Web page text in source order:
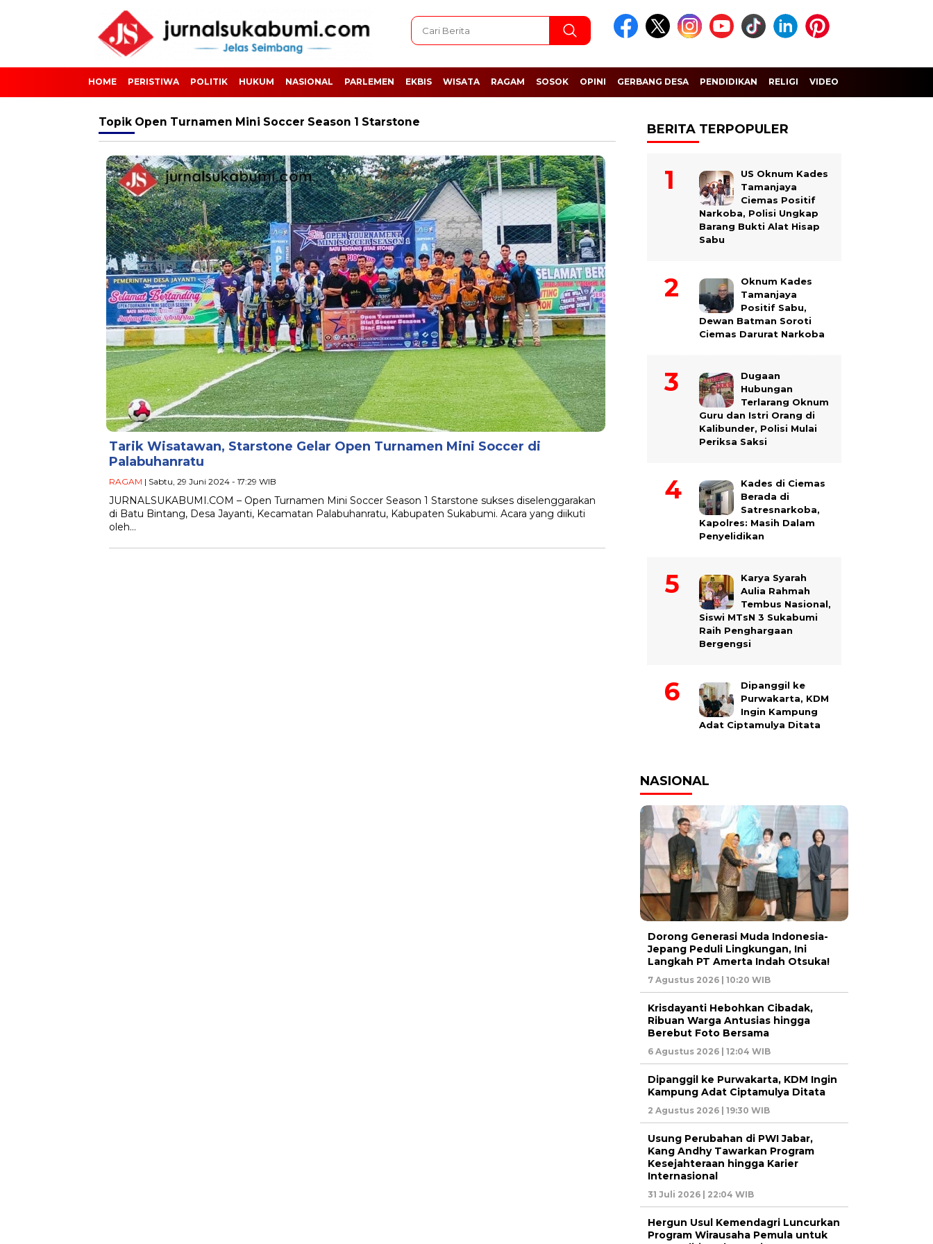
HOME PERISTIWA POLITIK HUKUM NASIONAL PARLEMEN EKBIS WISATA RAGAM SOSOK OPINI GERBANG DESA PENDIDIKAN RELIGI VIDEO
Topik Open Turnamen Mini Soccer Season 1 Starstone
Tarik Wisatawan, Starstone Gelar Open Turnamen Mini Soccer di
Palabuhanratu
RAGAM | Sabtu, 29 Juni 2024 - 17:29 WIB
JURNALSUKABUMI.COM – Open Turnamen Mini Soccer Season 1 Starstone sukses diselenggarakan
di Batu Bintang, Desa Jayanti, Kecamatan Palabuhanratu, Kabupaten Sukabumi. Acara yang diikuti
oleh…
BERITA TERPOPULER
US Oknum Kades
Tamanjaya
Ciemas Positif
Narkoba, Polisi Ungkap
Barang Bukti Alat Hisap
Sabu
Oknum Kades
Tamanjaya
Positif Sabu,
Dewan Batman Soroti
Ciemas Darurat Narkoba
Dugaan
Hubungan
Terlarang Oknum
Guru dan Istri Orang di
Kalibunder, Polisi Mulai
Periksa Saksi
Kades di Ciemas
Berada di
Satresnarkoba,
Kapolres: Masih Dalam
Penyelidikan
Karya Syarah
Aulia Rahmah
Tembus Nasional,
Siswi MTsN 3 Sukabumi
Raih Penghargaan
Bergengsi
Dipanggil ke
Purwakarta, KDM
Ingin Kampung
Adat Ciptamulya Ditata
NASIONAL
Dorong Generasi Muda Indonesia-
Jepang Peduli Lingkungan, Ini
Langkah PT Amerta Indah Otsuka!
7 Agustus 2026 | 10:20 WIB
Krisdayanti Hebohkan Cibadak,
Ribuan Warga Antusias hingga
Berebut Foto Bersama
6 Agustus 2026 | 12:04 WIB
Dipanggil ke Purwakarta, KDM Ingin
Kampung Adat Ciptamulya Ditata
2 Agustus 2026 | 19:30 WIB
Usung Perubahan di PWI Jabar,
Kang Andhy Tawarkan Program
Kesejahteraan hingga Karier
Internasional
31 Juli 2026 | 22:04 WIB
Hergun Usul Kemendagri Luncurkan
Program Wirausaha Pemula untuk